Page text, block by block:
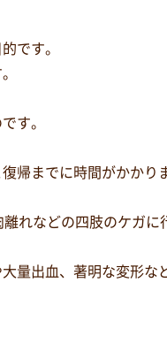
です。
す。
帰までに時間がかかり
れなどの四肢のケガに
量出血、著明な変形